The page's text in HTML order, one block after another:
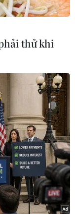
thử khi